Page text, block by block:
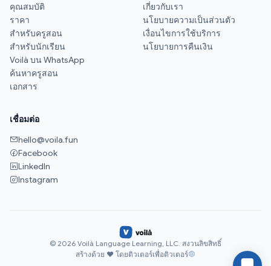
คุณสมบัติ
ราคา
สำหรับครูสอน
สำหรับนักเรียน
Voilà บน WhatsApp
ค้นหาครูสอน
เอกสาร
เกี่ยวกับเรา
นโยบายความเป็นส่วนตัว
เงื่อนไขการใช้บริการ
นโยบายการคืนเงิน
เชื่อมต่อ
hello@voila.fun
Facebook
LinkedIn
Instagram
© 2026 Voilà Language Learning, LLC. สงวนลิขสิทธิ์
สร้างด้วย ♥ โดยติวเตอร์เพื่อติวเตอร์